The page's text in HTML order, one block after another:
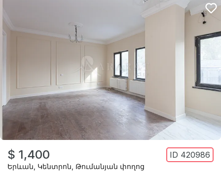
$ 1,400 ID 420986
Երևան Կենտրոն Թումանյան փողոց